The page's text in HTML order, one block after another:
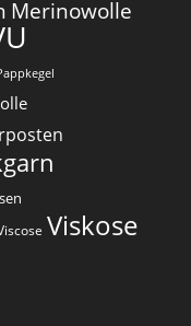
Merinowolle
Viskose